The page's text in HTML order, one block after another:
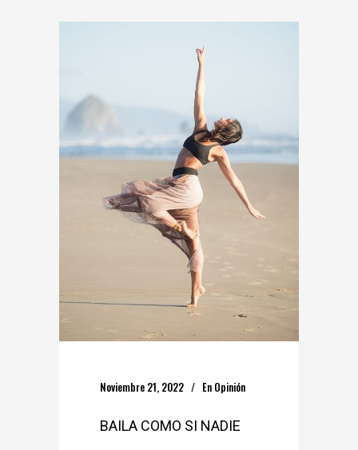
Noviembre 21, 2022 En Opinión
BAILA COMO SI NADIE